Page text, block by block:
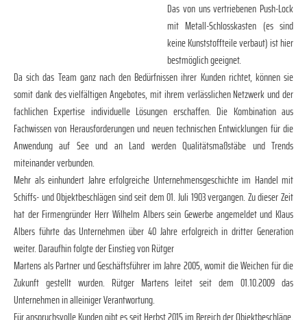
Das von uns vertriebenen Push-Lock
mit Metall-Schlosskasten (es sind
keine Kunststoffteile verbaut) ist hier
bestmöglich geeignet.
Da sich das Team ganz nach den Bedürfnissen ihrer Kunden richtet, können sie
somit dank des vielfältigen Angebotes, mit ihrem verlässlichen Netzwerk und der
fachlichen Expertise individuelle Lösungen erschaffen. Die Kombination aus
Fachwissen von Herausforderungen und neuen technischen Entwicklungen für die
Anwendung auf See und an Land werden Qualitätsmaßstäbe und Trends
miteinander verbunden.
Mehr als einhundert Jahre erfolgreiche Unternehmensgeschichte im Handel mit
Schiffs- und Objektbeschlägen sind seit dem 01. Juli 1903 vergangen. Zu dieser Zeit
hat der Firmengründer Herr Wilhelm Albers sein Gewerbe angemeldet und Klaus
Albers führte das Unternehmen über 40 Jahre erfolgreich in dritter Generation
weiter. Daraufhin folgte der Einstieg von Rütger
Martens als Partner und Geschäftsführer im Jahre 2005, womit die Weichen für die
Zukunft gestellt wurden. Rütger Martens leitet seit dem 01.10.2009 das
Unternehmen in alleiniger Verantwortung.